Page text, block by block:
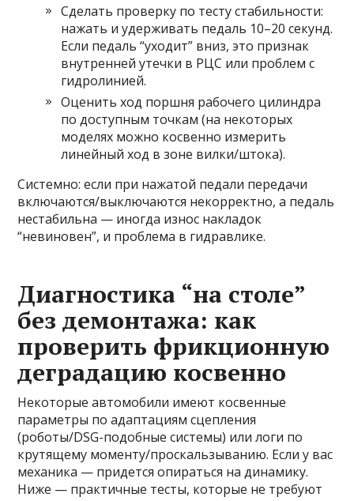
Сделать проверку по тесту стабильности:
нажать и удерживать педаль 10–20 секунд.
Если педаль “уходит” вниз, это признак
внутренней утечки в РЦС или проблем с
гидролинией.
Оценить ход поршня рабочего цилиндра
по доступным точкам (на некоторых
моделях можно косвенно измерить
линейный ход в зоне вилки/штока).
Системно: если при нажатой педали передачи
включаются/выключаются некорректно, а педаль
нестабильна — иногда износ накладок
“невиновен”, и проблема в гидравлике.
Диагностика “на столе”
без демонтажа: как
проверить фрикционную
деградацию косвенно
Некоторые автомобили имеют косвенные
параметры по адаптациям сцепления
(роботы/DSG-подобные системы) или логи по
крутящему моменту/проскальзыванию. Если у вас
механика — придется опираться на динамику.
Ниже — практичные тесты, которые не требуют